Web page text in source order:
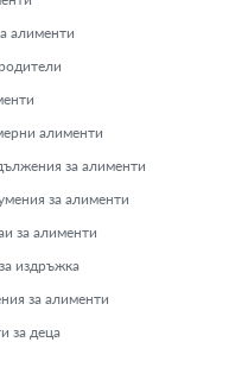
алименти
алименти
за алименти
за алименти
за алименти
издръжка
за алименти
за деца